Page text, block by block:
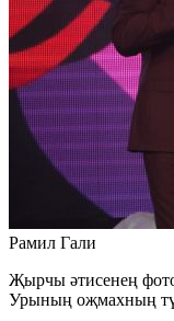
Рамил Гали
Җырчы әтисенең
Урының оҗмахның